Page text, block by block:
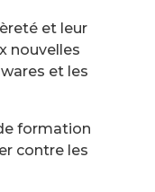
et leur
nouvelles
et les
formation
contre les